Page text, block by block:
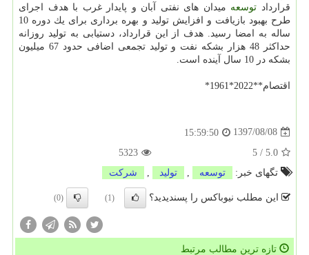
قرارداد توسعه میدان های نفتی آبان و پایدار غرب با هدف اجرای
طرح بهبود بازیافت و افزایش تولید و بهره برداری برای یك دوره 10
ساله به امضا رسید. هدف از این قرارداد، دستیابی به تولید روزانه
حداكثر 48 هزار بشكه نفت و تولید تجمعی اضافی حدود 67 میلیون
بشكه در 10 سال آینده است.
اقتصام**2022*1961*
1397/08/08
15:59:50
5.0
/
5
5323
تگهای خبر:
توسعه تولید شركت
این مطلب نیوباکس را پسندیدید؟ (1)
(0)
تازه ترین مطالب مرتبط